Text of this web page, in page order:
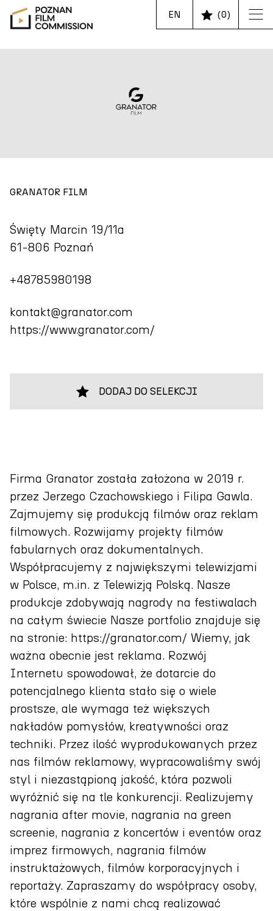
EN (0)
GRANATOR FILM
Święty Marcin 19/11a
61-806 Poznań
+48785980198
kontakt@granator.com
https://www.granator.com/
DODAJ DO SELEKCJI
Firma Granator została założona w 2019 r.
przez Jerzego Czachowskiego i Filipa Gawla.
Zajmujemy się produkcją filmów oraz reklam
filmowych. Rozwijamy projekty filmów
fabularnych oraz dokumentalnych.
Współpracujemy z największymi telewizjami
w Polsce, m.in. z Telewizją Polską. Nasze
produkcje zdobywają nagrody na festiwalach
na całym świecie Nasze portfolio znajduje się
na stronie: https://granator.com/ Wiemy, jak
ważna obecnie jest reklama. Rozwój
Internetu spowodował, że dotarcie do
potencjalnego klienta stało się o wiele
prostsze, ale wymaga też większych
nakładów pomysłów, kreatywności oraz
techniki. Przez ilość wyprodukowanych przez
nas filmów reklamowy, wypracowaliśmy swój
styl i niezastąpioną jakość, która pozwoli
wyróżnić się na tle konkurencji. Realizujemy
nagrania after movie, nagrania na green
screenie, nagrania z koncertów i eventów oraz
imprez firmowych, nagrania filmów
instruktażowych, filmów korporacyjnych i
reportaży. Zapraszamy do współpracy osoby,
które wspólnie z nami chcą realizować